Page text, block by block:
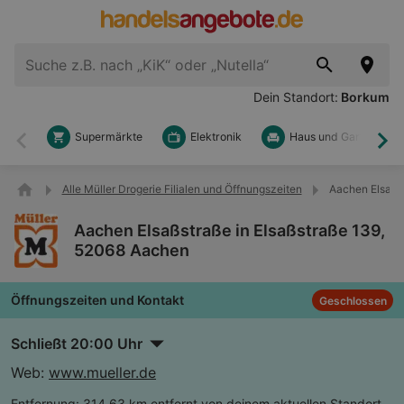
Dein Standort: Borkum
Zurück
Supermärkte Elektronik Haus und Garten
Alle Müller Drogerie Filialen und Öffnungszeiten Aachen
Aachen Elsaßstraße in Elsaßstraße 139,
52068 Aachen
Öffnungszeiten und Kontakt Geschlossen
Schließt 20:00 Uhr
Web: www.mueller.de